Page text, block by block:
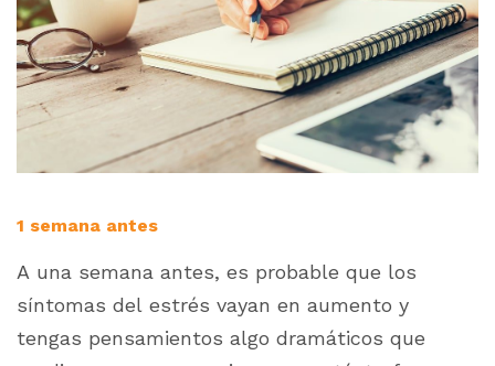
1 semana antes
A una semana antes, es probable que los
síntomas del estrés vayan en aumento y
tengas pensamientos algo dramáticos que